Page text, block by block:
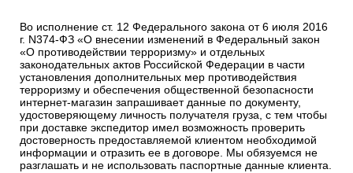
Во исполнение ст. 12 Федерального закона от 6 июля 2016
г. N374-ФЗ «О внесении изменений в Федеральный закон
«О противодействии терроризму» и отдельных
законодательных актов Российской Федерации в части
установления дополнительных мер противодействия
терроризму и обеспечения общественной безопасности
интернет-магазин запрашивает данные по документу,
удостоверяющему личность получателя груза, с тем чтобы
при доставке экспедитор имел возможность проверить
достоверность предоставляемой клиентом необходимой
информации и отразить ее в договоре. Мы обязуемся не
разглашать и не использовать паспортные данные клиента.